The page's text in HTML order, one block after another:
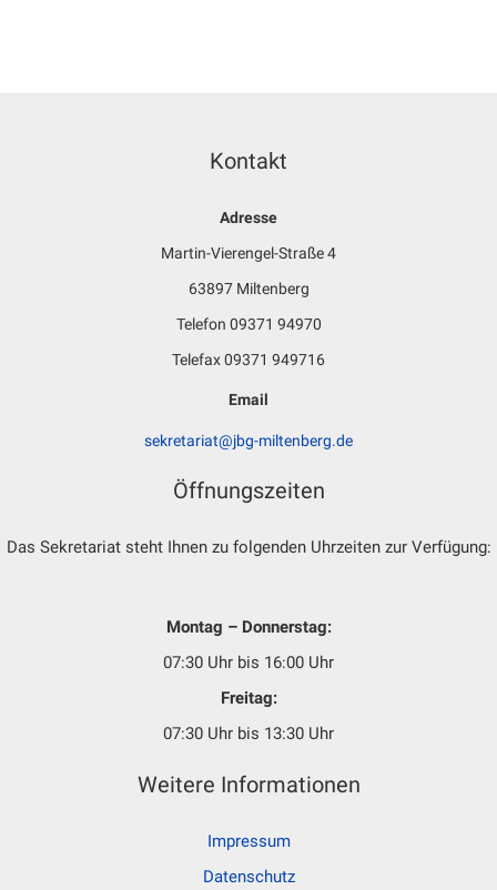
Kontakt
Adresse
Martin-Vierengel-Straße 4
63897 Miltenberg
Telefon 09371 94970
Telefax 09371 949716
Email
sekretariat@jbg-miltenberg.de
Öffnungszeiten
Das Sekretariat steht Ihnen zu folgenden Uhrzeiten zur Verfügung:
Montag – Donnerstag:
07:30 Uhr bis 16:00 Uhr
Freitag:
07:30 Uhr bis 13:30 Uhr
Weitere Informationen
Impressum
Datenschutz